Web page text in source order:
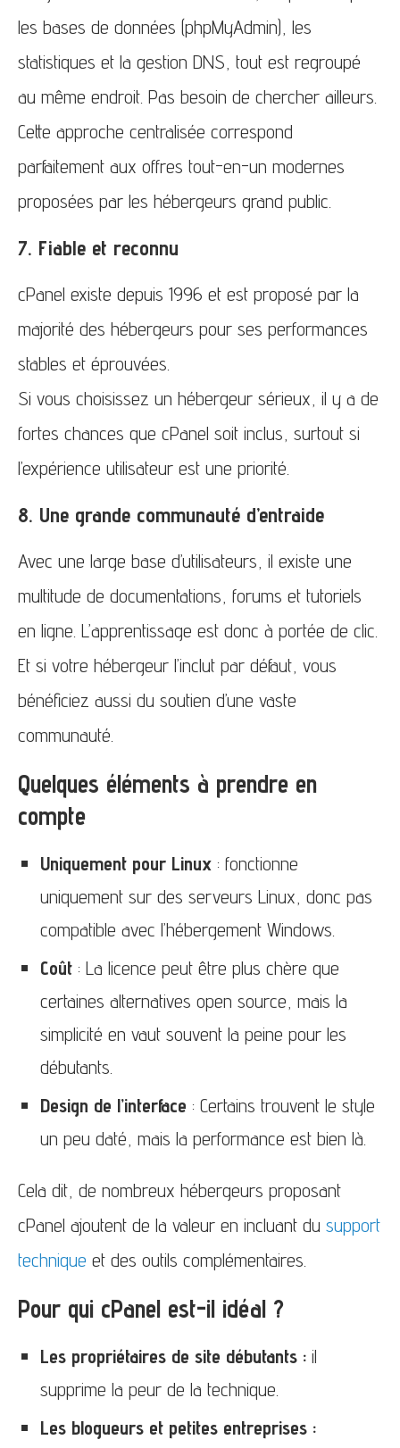
les bases de données (phpMyAdmin), les
statistiques et la gestion DNS, tout est regroupé
au même endroit. Pas besoin de chercher ailleurs.
Cette approche centralisée correspond
parfaitement aux offres tout-en-un modernes
proposées par les hébergeurs grand public.
7. Fiable et reconnu
cPanel existe depuis 1996 et est proposé par la
majorité des hébergeurs pour ses performances
stables et éprouvées.
Si vous choisissez un hébergeur sérieux, il y a de
fortes chances que cPanel soit inclus, surtout si
l’expérience utilisateur est une priorité.
8. Une grande communauté d’entraide
Avec une large base d’utilisateurs, il existe une
multitude de documentations, forums et tutoriels
en ligne. L’apprentissage est donc à portée de clic.
Et si votre hébergeur l’inclut par défaut, vous
bénéficiez aussi du soutien d’une vaste
communauté.
Quelques éléments à prendre en
compte
Uniquement pour Linux : fonctionne
uniquement sur des serveurs Linux, donc pas
compatible avec l’hébergement Windows.
Coût : La licence peut être plus chère que
certaines alternatives open source, mais la
simplicité en vaut souvent la peine pour les
débutants.
Design de l’interface : Certains trouvent le style
un peu daté, mais la performance est bien là.
Cela dit, de nombreux hébergeurs proposant
cPanel ajoutent de la valeur en incluant du support
technique et des outils complémentaires.
Pour qui cPanel est-il idéal ?
Les propriétaires de site débutants : il
supprime la peur de la technique.
Les blogueurs et petites entreprises :